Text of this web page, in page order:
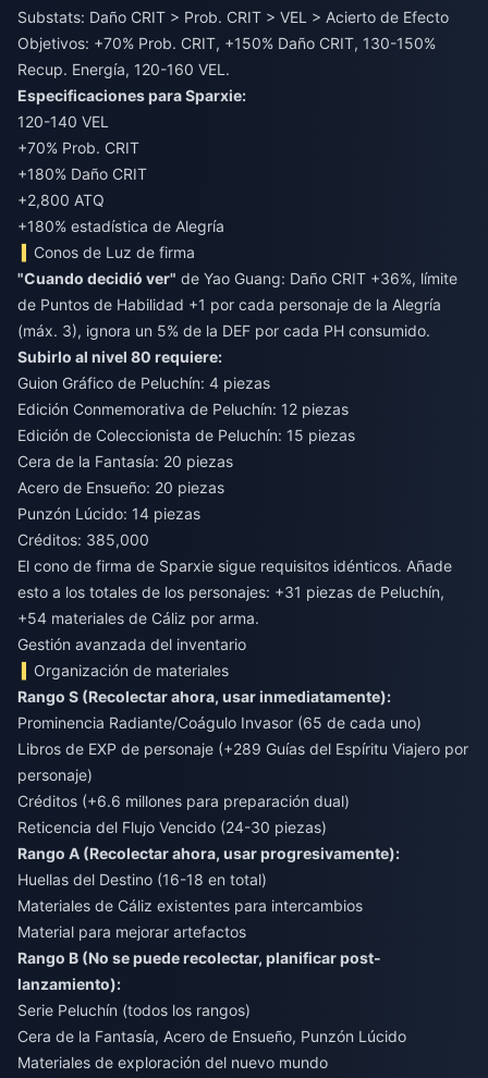
Substats: Daño CRIT > Prob. CRIT > VEL > Acierto de Efecto
Objetivos: +70% Prob. CRIT, +150% Daño CRIT, 130-150%
Recup. Energía, 120-160 VEL.
Especificaciones para Sparxie:
120-140 VEL
+70% Prob. CRIT
+180% Daño CRIT
+2,800 ATQ
+180% estadística de Alegría
Conos de Luz de firma
"Cuando decidió ver" de Yao Guang: Daño CRIT +36%, límite
de Puntos de Habilidad +1 por cada personaje de la Alegría
(máx. 3), ignora un 5% de la DEF por cada PH consumido.
Subirlo al nivel 80 requiere:
Guion Gráfico de Peluchín: 4 piezas
Edición Conmemorativa de Peluchín: 12 piezas
Edición de Coleccionista de Peluchín: 15 piezas
Cera de la Fantasía: 20 piezas
Acero de Ensueño: 20 piezas
Punzón Lúcido: 14 piezas
Créditos: 385,000
El cono de firma de Sparxie sigue requisitos idénticos. Añade
esto a los totales de los personajes: +31 piezas de Peluchín,
+54 materiales de Cáliz por arma.
Gestión avanzada del inventario
Organización de materiales
Rango S (Recolectar ahora, usar inmediatamente):
Prominencia Radiante/Coágulo Invasor (65 de cada uno)
Libros de EXP de personaje (+289 Guías del Espíritu Viajero por
personaje)
Créditos (+6.6 millones para preparación dual)
Reticencia del Flujo Vencido (24-30 piezas)
Rango A (Recolectar ahora, usar progresivamente):
Huellas del Destino (16-18 en total)
Materiales de Cáliz existentes para intercambios
Material para mejorar artefactos
Rango B (No se puede recolectar, planificar post-
lanzamiento):
Serie Peluchín (todos los rangos)
Cera de la Fantasía, Acero de Ensueño, Punzón Lúcido
Materiales de exploración del nuevo mundo